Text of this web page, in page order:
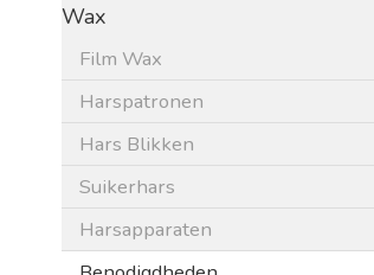
Wax
Film Wax
Harspatronen
Hars Blikken
Suikerhars
Harsapparaten